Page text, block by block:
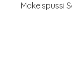
Makeispussi